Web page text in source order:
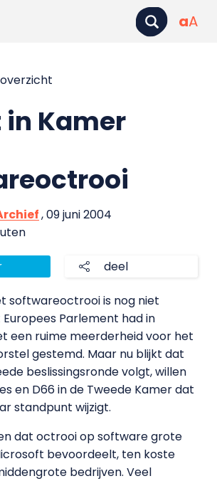
aA
in Kamer
, 09 juni 2004
deel
softwareoctrooi is nog niet
Parlement had in
een ruime meerderheid voor het
gestemd. Maar nu blijkt dat
beslissingsronde volgt, willen
en D66 in de Tweede Kamer dat
standpunt wijzigt.
dat octrooi op software grote
bevoordeelt, ten koste
bedrijven. Veel